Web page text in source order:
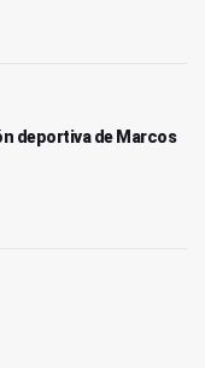
deportiva de Marcos